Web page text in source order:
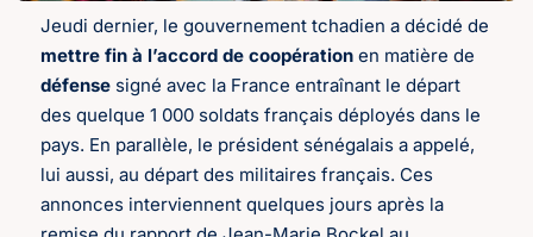
Jeudi dernier, le gouvernement tchadien a décidé de
mettre fin à l’accord de coopérationen matière de
défense signé avec la France entraînant le départ
des quelque 1 000 soldats français déployés dans le
pays. En parallèle, le président sénégalais a appelé,
lui aussi, au départ des militaires français. Ces
annonces interviennent quelques jours après la